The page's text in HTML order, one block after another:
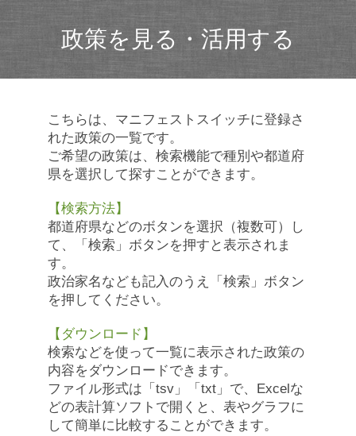
政策を見る・活用する
こちらは、マニフェストスイッチに登録さ
れた政策の一覧です。
ご希望の政策は、検索機能で種別や都道府
県を選択して探すことができます。
【検索方法】
都道府県などのボタンを選択（複数可）し
て、「検索」ボタンを押すと表示されま
す。
政治家名なども記入のうえ「検索」ボタン
を押してください。
【ダウンロード】
検索などを使って一覧に表示された政策の
内容をダウンロードできます。
ファイル形式は「tsv」「txt」で、Excelな
どの表計算ソフトで開くと、表やグラフに
して簡単に比較することができます。